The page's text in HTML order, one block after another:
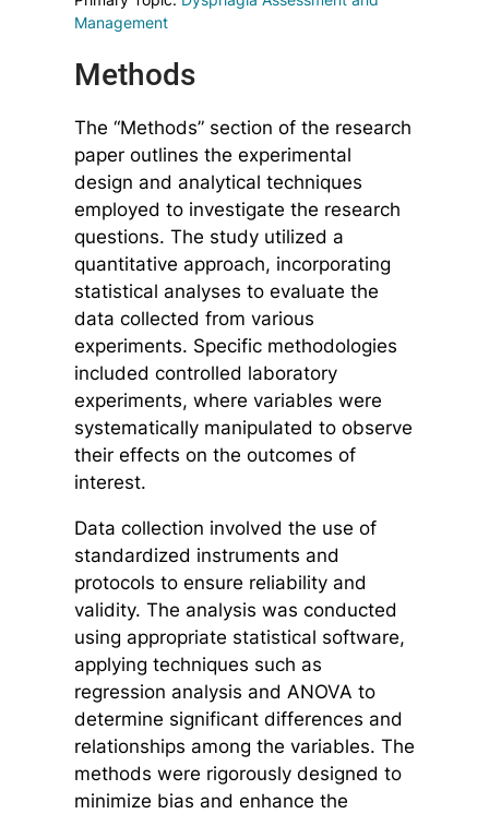
Management
Methods
The “Methods” section of the research
paper outlines the experimental
design and analytical techniques
employed to investigate the research
questions. The study utilized a
quantitative approach, incorporating
statistical analyses to evaluate the
data collected from various
experiments. Specific methodologies
included controlled laboratory
experiments, where variables were
systematically manipulated to observe
their effects on the outcomes of
interest.
Data collection involved the use of
standardized instruments and
protocols to ensure reliability and
validity. The analysis was conducted
using appropriate statistical software,
applying techniques such as
regression analysis and ANOVA to
determine significant differences and
relationships among the variables. The
methods were rigorously designed to
minimize bias and enhance the